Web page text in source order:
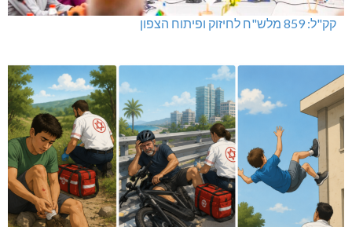
קק"ל: 859 מלש"ח לחיזוק ופיתוח הצפון